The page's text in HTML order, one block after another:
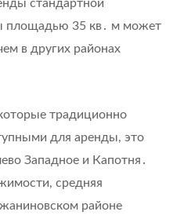
стандартной
площадью 35 кв․ м может
в других районах
традиционно
для аренды, это
Западное и Капотня․
средняя
районе